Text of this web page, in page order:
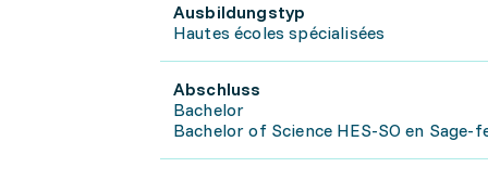
Ausbildungstyp
Hautes écoles spécialisées
Abschluss
Bachelor
Bachelor of Science HES-SO en Sage-